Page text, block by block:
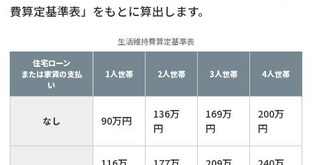
費算定基準表」をもとに算出します。
生活維持費算定基準表
住宅ローン
または家賃の支払
い
1人世帯 2人世帯 3人世帯 4人世帯
なし 90万円
136万
円
169万
円
200万
円